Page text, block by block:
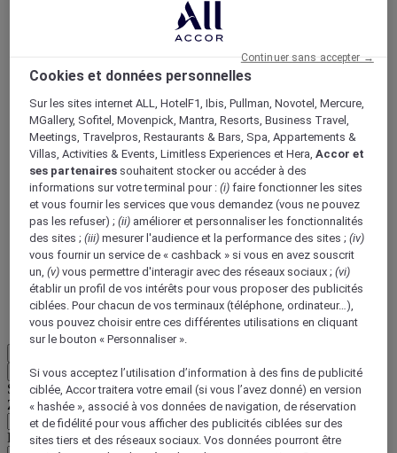
Abonnements ALL Accor+
ALL Accor+ Voyager
15% de réduction toute l'annéesur vos séjours dans
+30 marques
DÉCOUVRIR
Plus
Retour
Sélectionnez votre zone et votre langue ci-dessous
Zone géographique
Pays/Région - Langue
Cookies et données personnelles
Sur les sites internet ALL, HotelF1, Ibis, Pullman, Novotel, Mercure,
MGallery, Sofitel, Movenpick, Mantra, Resorts, Business Travel,
Meetings, Travelpros, Restaurants & Bars, Spa, Appartements &
Villas, Activities & Events, Limitless Experiences et Hera,Accor et
ses partenaires souhaitent stocker ou accéder à des
informations sur votre terminal pour :(i) faire fonctionner les sites
et vous fournir les services que vous demandez (vous ne pouvez
pas les refuser) ;(ii) améliorer et personnaliser les fonctionnalités
des sites ;(iii) mesurer l'audience et la performance des sites ;(iv)
vous fournir un service de « cashback » si vous en avez souscrit
un,(v) vous permettre d'interagir avec des réseaux sociaux ;(vi)
établir un profil de vos intérêts pour vous proposer des publicités
ciblées. Pour chacun de vos terminaux (téléphone, ordinateur…),
vous pouvez choisir entre ces différentes utilisations en cliquant
sur le bouton « Personnaliser ».
Si vous acceptez l’utilisation d’information à des fins de publicité
ciblée, Accor traitera votre email (si vous l’avez donné) en version
« hashée », associé à vos données de navigation, de réservation
et de fidélité pour vous afficher des publicités ciblées sur des
sites tiers et des réseaux sociaux. Vos données pourront être
Continuer sans accepter →